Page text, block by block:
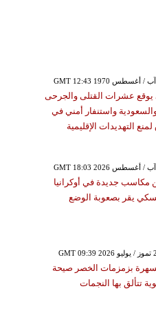
عشرات القتلى والجرحى
واستنفار أمني في
لمنع التهديدات الإقليمية
مكاسب جديدة في أوكرانيا
يقر بصعوبة الوضع
بزمزمات الخصر صيحة
تتألق بها النجمات